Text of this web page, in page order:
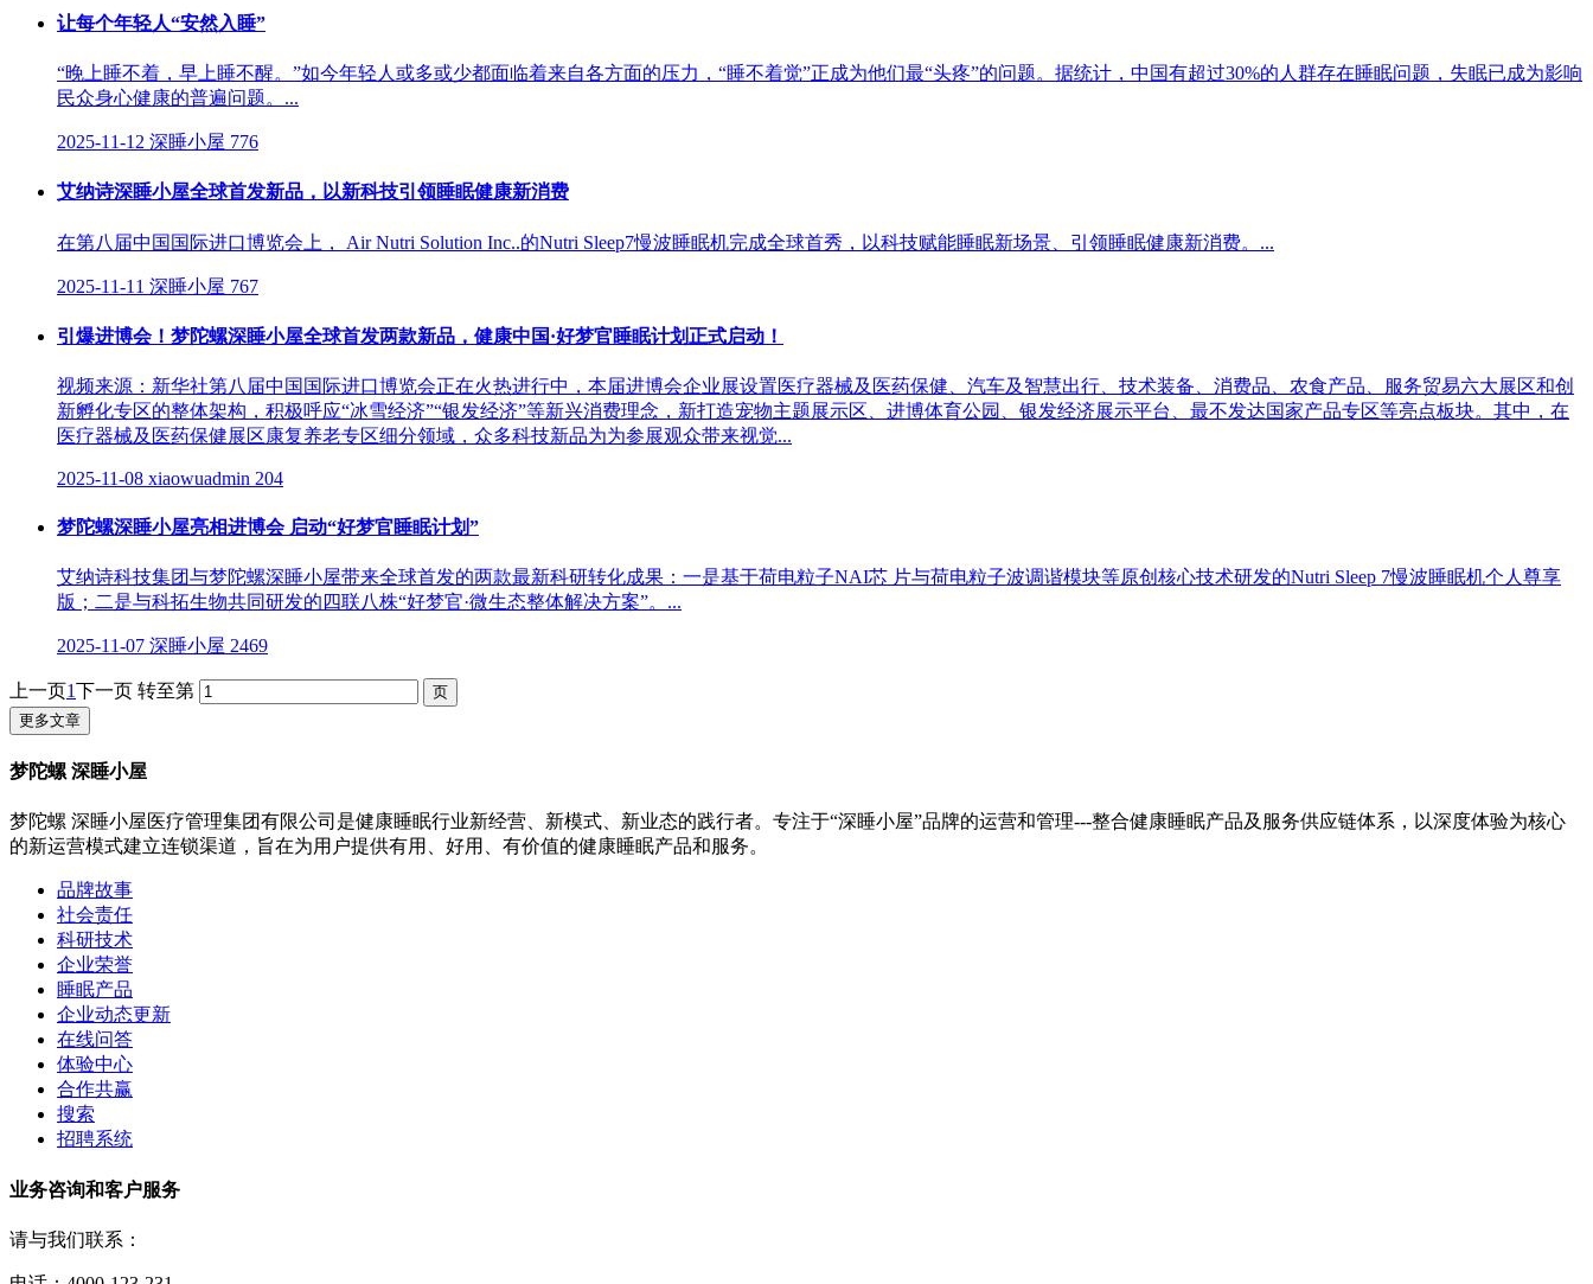
让每个年轻人“安然入睡”
“晚上睡不着，早上睡不醒。”如今年轻人或多或少都面临着来自各方面的压力，“睡不着觉”正成为他们最“头疼”的问题。据统计，中国有超过30%的人群存在睡眠问题，失眠已成为影响
民众身心健康的普遍问题。...
2025-11-12 深睡小屋 776
艾纳诗深睡小屋全球首发新品，以新科技引领睡眠健康新消费
在第八届中国国际进口博览会上， Air Nutri Solution Inc..的Nutri Sleep7慢波睡眠机完成全球首秀，以科技赋能睡眠新场景、引领睡眠健康新消费。...
2025-11-11 深睡小屋 767
引爆进博会！梦陀螺深睡小屋全球首发两款新品，健康中国·好梦官睡眠计划正式启动！
视频来源：新华社第八届中国国际进口博览会正在火热进行中，本届进博会企业展设置医疗器械及医药保健、汽车及智慧出行、技术装备、消费品、农食产品、服务贸易六大展区和创
新孵化专区的整体架构，积极呼应“冰雪经济”“银发经济”等新兴消费理念，新打造宠物主题展示区、进博体育公园、银发经济展示平台、最不发达国家产品专区等亮点板块。其中，在
医疗器械及医药保健展区康复养老专区细分领域，众多科技新品为为参展观众带来视觉...
2025-11-08 xiaowuadmin 204
梦陀螺深睡小屋亮相进博会 启动“好梦官睡眠计划”
艾纳诗科技集团与梦陀螺深睡小屋带来全球首发的两款最新科研转化成果：一是基于荷电粒子NAI芯 片与荷电粒子波调谐模块等原创核心技术研发的Nutri Sleep 7慢波睡眠机个人尊享
版；二是与科拓生物共同研发的四联八株“好梦官·微生态整体解决方案”。...
2025-11-07 深睡小屋 2469
上一页1下一页 转至第
更多文章
梦陀螺 深睡小屋
梦陀螺 深睡小屋医疗管理集团有限公司是健康睡眠行业新经营、新模式、新业态的践行者。专注于“深睡小屋”品牌的运营和管理---整合健康睡眠产品及服务供应链体系，以深度体验为核心
的新运营模式建立连锁渠道，旨在为用户提供有用、好用、有价值的健康睡眠产品和服务。
品牌故事
社会责任
科研技术
企业荣誉
睡眠产品
企业动态更新
在线问答
体验中心
合作共赢
搜索
招聘系统
业务咨询和客户服务
请与我们联系：